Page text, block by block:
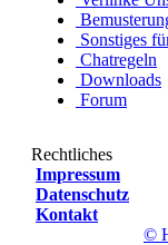
Sonstiges
Chatregeln
Downloads
Forum
Rechtliches
Impressum
Datenschutz
Kontakt
©